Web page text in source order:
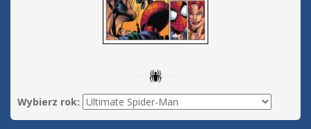
Wybierz rok: